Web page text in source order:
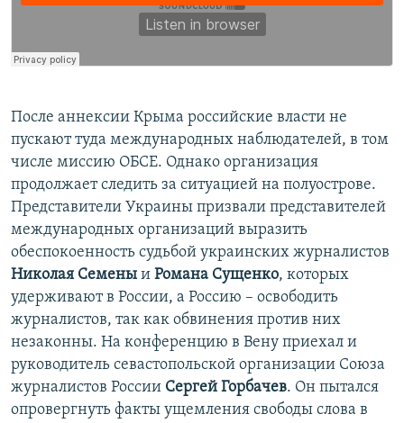
После аннексии Крыма российские власти не
пускают туда международных наблюдателей, в том
числе миссию ОБСЕ. Однако организация
продолжает следить за ситуацией на полуострове.
Представители Украины призвали представителей
международных организаций выразить
обеспокоенность судьбой украинских журналистов
Николая Семены и Романа Сущенко, которых
удерживают в России, а Россию – освободить
журналистов, так как обвинения против них
незаконны. На конференцию в Вену приехал и
руководитель севастопольской организации Союза
журналистов России Сергей Горбачев. Он пытался
опровергнуть факты ущемления свободы слова в